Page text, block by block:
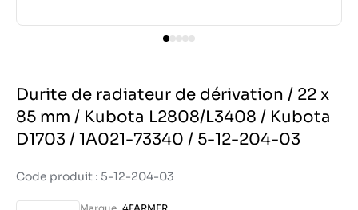
Durite de radiateur de dérivation / 22 x
85 mm / Kubota L2808/L3408 / Kubota
D1703 / 1A021-73340 / 5-12-204-03
Code produit : 5-12-204-03